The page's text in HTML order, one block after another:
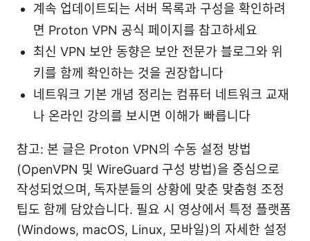
계속 업데이트되는 서버 목록과 구성을 확인하려
면 Proton VPN 공식 페이지를 참고하세요
최신 VPN 보안 동향은 보안 전문가 블로그와 위
키를 함께 확인하는 것을 권장합니다
네트워크 기본 개념 정리는 컴퓨터 네트워크 교재
나 온라인 강의를 보시면 이해가 빠릅니다
참고: 본 글은 Proton VPN의 수동 설정 방법
(OpenVPN 및 WireGuard 구성 방법)을 중심으로
작성되었으며, 독자분들의 상황에 맞춘 맞춤형 조정
팁도 함께 담았습니다. 필요 시 영상에서 특정 플랫폼
(Windows, macOS, Linux, 모바일)의 자세한 설정